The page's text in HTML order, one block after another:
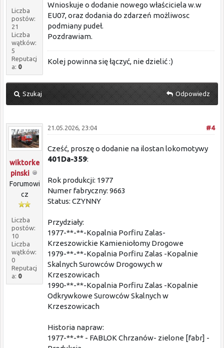
Liczba
postów:
21
Liczba
wątków:
5
Reputacj
a: 0
Wnioskuje o dodanie nowego właściciela w.w
EU07, oraz dodania do zdarzeń możliwosc
podmiany pudeł.
Pozdrawiam.
Kolej powinna się łączyć, nie dzielić :)
Szukaj Odpowiedz
wiktorke
pinski
Forumowi
cz
Liczba
postów:
10
Liczba
wątków:
0
Reputacj
a: 0
#4
21.05.2026, 23:04
Cześć, proszę o dodanie na ilostan lokomotywy
401Da-359:
Rok produkcji: 1977
Numer fabryczny: 9663
Status: CZYNNY
Przydziały:
1977-**-**-Kopalnia Porfiru Zalas-
Krzeszowickie Kamieniołomy Drogowe
1979-**-**-Kopalnia Porfiru Zalas -Kopalnie
Skalnych Surowców Drogowych w
Krzeszowicach
1990-**-**-Kopalnia Porfiru Zalas -Kopalnie
Odkrywkowe Surowców Skalnych w
Krzeszowicach
Historia napraw:
1977-**-** - FABLOK Chrzanów- zielone [fabr] -